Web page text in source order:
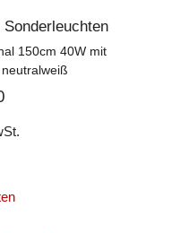
150cm 40W mit